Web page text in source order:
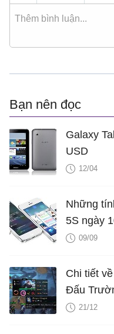
Bạn nên đọc
Galaxy
USD
12/04
Những
5S ngày
09/09
Chi tiết
Đấu
21/12